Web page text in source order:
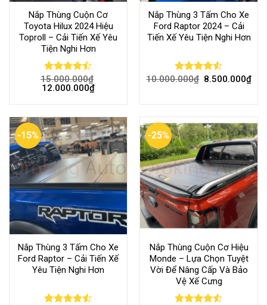
Nắp Thùng Cuộn Cơ
Toyota Hilux 2024 Hiệu
Toproll – Cải Tiến Xế Yêu
Tiện Nghi Hơn
Rated
4.45out
15.000.000₫
12.000.000₫
Nắp Thùng 3 Tấm Cho Xe
Ford Raptor 2024 – Cải
Tiến Xế Yêu Tiện Nghi Hơn
Rated 4.51
10.000.000₫ 8.500.000₫
-15%
Nắp Thùng 3 Tấm Cho Xe
Ford Raptor – Cải Tiến Xế
Yêu Tiện Nghi Hơn
-25%
Nắp Thùng Cuộn Cơ Hiệu
Monde – Lựa Chọn Tuyệt
Vời Để Nâng Cấp Và Bảo
Vệ Xế Cưng